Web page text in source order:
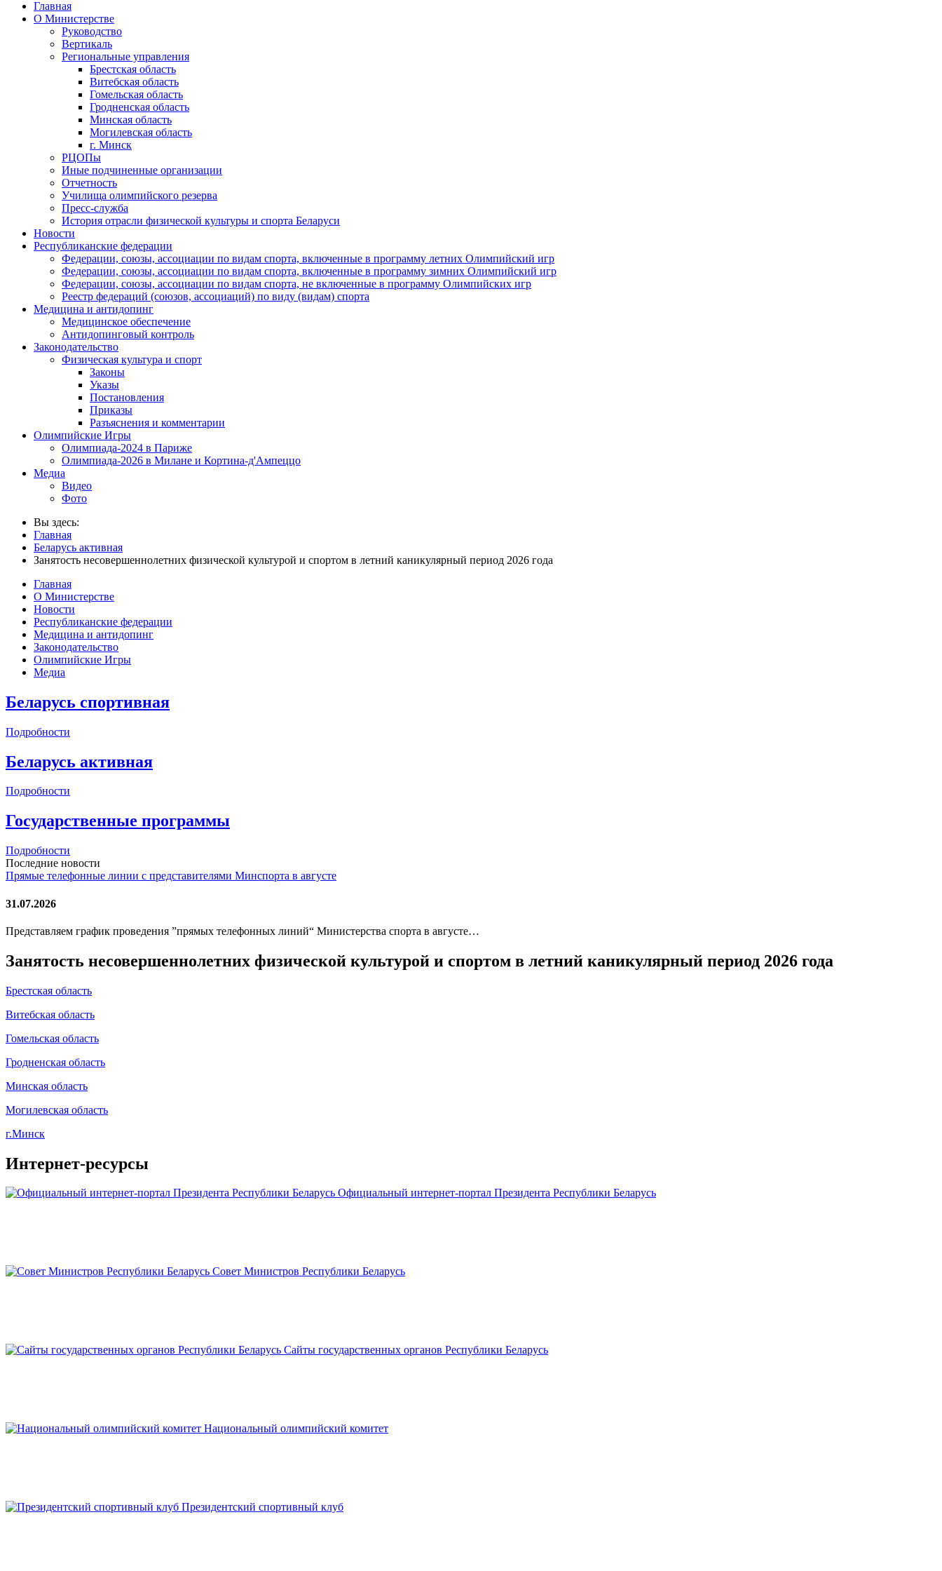
Главная
О Министерстве
Руководство
Вертикаль
Региональные управления
Брестская область
Витебская область
Гомельская область
Гродненская область
Минская область
Могилевская область
г. Минск
РЦОПы
Иные подчиненные организации
Отчетность
Училища олимпийского резерва
Пресс-служба
История отрасли физической культуры и спорта Беларуси
Новости
Республиканские федерации
Федерации, союзы, ассоциации по видам спорта, включенные в программу летних Олимпийский игр
Федерации, союзы, ассоциации по видам спорта, включенные в программу зимних Олимпийский игр
Федерации, союзы, ассоциации по видам спорта, не включенные в программу Олимпийских игр
Реестр федераций (союзов, ассоциаций) по виду (видам) спорта
Медицина и антидопинг
Медицинское обеспечение
Антидопинговый контроль
Законодательство
Физическая культура и спорт
Законы
Указы
Постановления
Приказы
Разъяснения и комментарии
Олимпийские Игры
Олимпиада-2024 в Париже
Олимпиада-2026 в Милане и Кортина-д'Ампеццо
Медиа
Видео
Фото
Вы здесь:
Главная
Беларусь активная
Занятость несовершеннолетних физической культурой и спортом в летний каникулярный период 2026 года
Главная
О Министерстве
Новости
Республиканские федерации
Медицина и антидопинг
Законодательство
Олимпийские Игры
Медиа
Беларусь спортивная
Подробности
Беларусь активная
Подробности
Государственные программы
Подробности
Последние новости
Прямые телефонные линии с представителями Минспорта в августе
31.07.2026
Представляем график проведения ”прямых телефонных линий“ Министерства спорта в августе…
Занятость несовершеннолетних физической культурой и спортом в летний каникулярный период 2026 года
Брестская область
Витебская область
Гомельская область
Гродненская область
Минская область
Могилевская область
г.Минск
Интернет-ресурсы
Официальный интернет-портал Президента Республики Беларусь
Совет Министров Республики Беларусь
Сайты государственных органов Республики Беларусь
Национальный олимпийский комитет
Президентский спортивный клуб